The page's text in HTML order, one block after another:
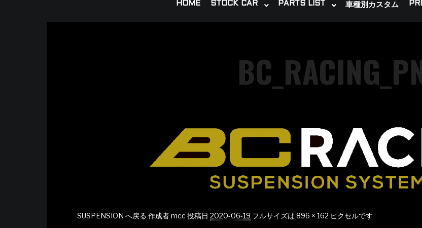
HOME STOCK CAR PARTS LIST 車種別カスタム
SUSPENSION へ戻る 作成者mcc投稿日 2020-06-19 フルサイズは 896 × 162 ピクセルです